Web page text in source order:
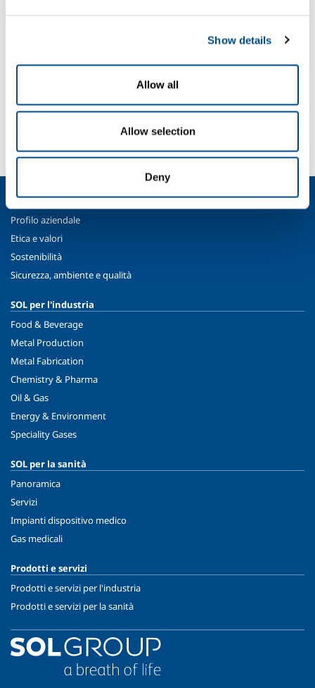
Show details
Allow all
Allow selection
Deny
Hai bisogno di più informazioni?
Chi siamo
Profilo aziendale
Etica e valori
Sostenibilità
Sicurezza, ambiente e qualità
SOL per l'industria
Food & Beverage
Metal Production
Metal Fabrication
Chemistry & Pharma
Oil & Gas
Energy & Environment
Speciality Gases
SOL per la sanità
Panoramica
Servizi
Impianti dispositivo medico
Gas medicali
Prodotti e servizi
Prodotti e servizi per l'industria
Prodotti e servizi per la sanità